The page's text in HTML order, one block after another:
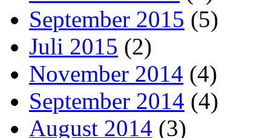
September 2015 (5)
Juli 2015 (2)
November 2014 (4)
September 2014 (4)
August 2014 (3)